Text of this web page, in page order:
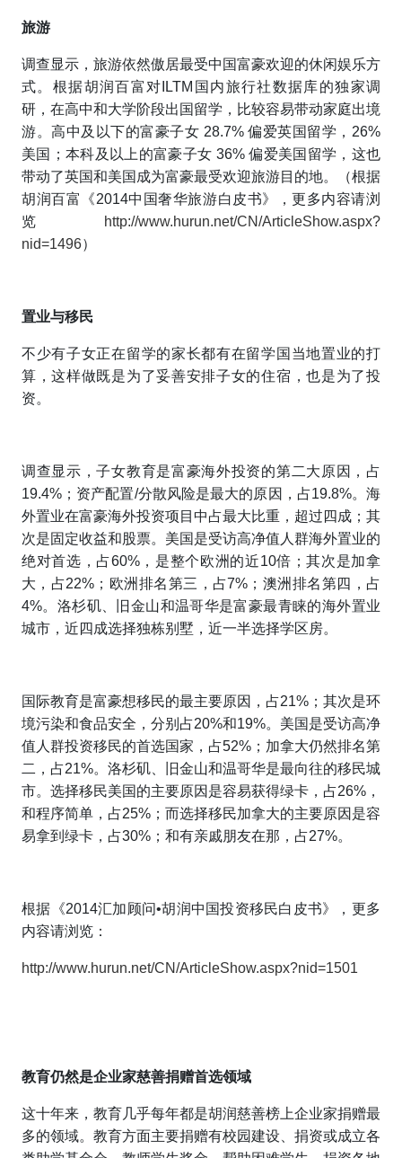
旅游
调查显示，旅游依然傲居最受中国富豪欢迎的休闲娱乐方
式。根据胡润百富对ILTM国内旅行社数据库的独家调
研，在高中和大学阶段出国留学，比较容易带动家庭出境
游。高中及以下的富豪子女 28.7% 偏爱英国留学，26%
美国；本科及以上的富豪子女 36% 偏爱美国留学，这也
带动了英国和美国成为富豪最受欢迎旅游目的地。
（根据
胡润百富《2014中国奢华旅游白皮书》，更多内容请浏
览
http://www.hurun.net/CN/ArticleShow.aspx?
nid=1496）
置业与移民
不少有子女正在留学的家长都有在留学国当地置业的打
算，这样做既是为了妥善安排子女的住宿，也是为了投
资。
调查显示，子女教育是富豪海外投资的第二大原因，占
19.4%；资产配置/分散风险是最大的原因，占19.8%。海
外置业在富豪海外投资项目中占最大比重，超过四成；其
次是固定收益和股票。美国是受访高净值人群海外置业的
绝对首选，占60%，是整个欧洲的近10倍；其次是加拿
大，占22%；欧洲排名第三，占7%；澳洲排名第四，占
4%。洛杉矶、旧金山和温哥华是富豪最青睐的海外置业
城市，近四成选择独栋别墅，近一半选择学区房。
国际教育是富豪想移民的最主要原因，占21%；其次是环
境污染和食品安全，分别占20%和19%。美国是受访高净
值人群投资移民的首选国家，占52%；加拿大仍然排名第
二，占21%。洛杉矶、旧金山和温哥华是最向往的移民城
市。选择移民美国的主要原因是容易获得绿卡，占26%，
和程序简单，占25%；而选择移民加拿大的主要原因是容
易拿到绿卡，占30%；和有亲戚朋友在那，占27%。
根据《2014汇加顾问•胡润中国投资移民白皮书》， 更多
内容请浏览 ：
http://www.hurun.net/CN/ArticleShow.aspx?nid=1501
教育仍然是企业家慈善捐赠首选领域
这十年来，教育几乎每年都是胡润慈善榜上企业家捐赠最
多的领域。教育方面主要捐赠有校园建设、捐资或成立各